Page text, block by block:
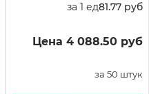
за 1 ед81.77 руб
Цена 4 088.50 руб
за 50 штук